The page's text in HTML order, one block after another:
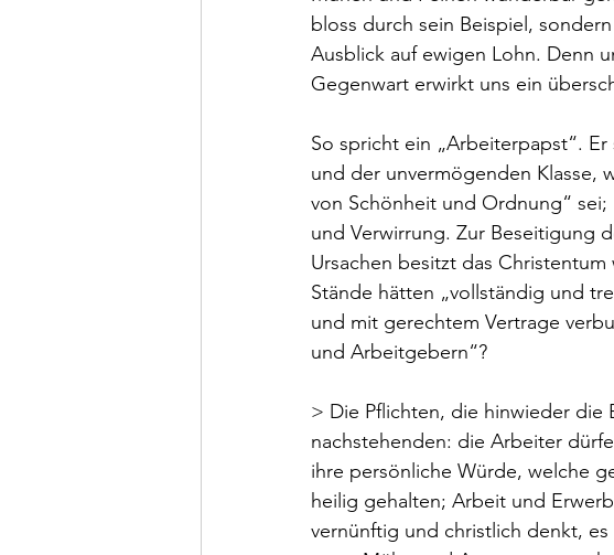
bloss durch sein Beispiel,
Ausblick auf ewigen Lohn. Denn
Gegenwart erwirkt uns ein
So spricht ein „Arbeiterpapst“.
und der unvermögenden Klasse,
von Schönheit und Ordnung“
und Verwirrung. Zur Beseitigung
Ursachen besitzt das
Stände hätten „vollständig und
und mit gerechtem Vertrage
und Arbeitgebern“?
> Die Pflichten, die hinwieder
nachstehenden: die Arbeiter
ihre persönliche Würde, welche
heilig gehalten; Arbeit und
vernünftig und christlich denkt,